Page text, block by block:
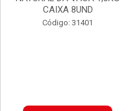
CAIXA 8UND
Código: 31401